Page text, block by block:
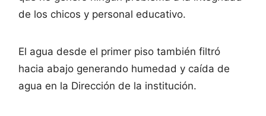
de los chicos y personal educativo.
El agua desde el primer piso también filtró
hacia abajo generando humedad y caída de
agua en la Dirección de la institución.